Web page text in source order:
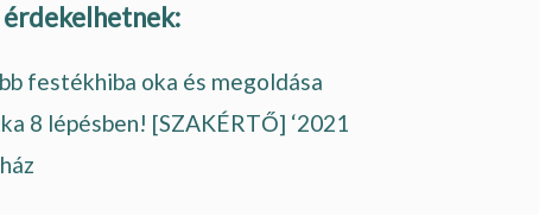
érdekelhetnek:
festékhiba oka és megoldása
8 lépésben! [SZAKÉRTŐ] ‘2021